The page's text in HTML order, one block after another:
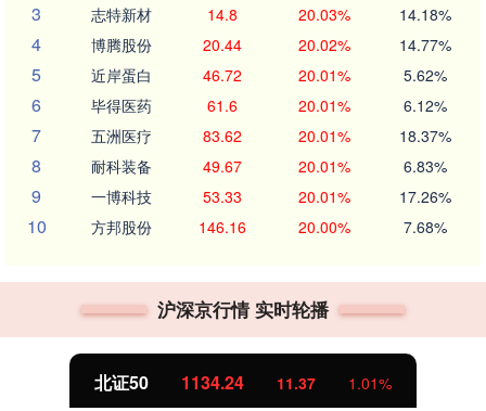
3 志特新材 14.8 20.03% 14.18%
4 博腾股份 20.44 20.02% 14.77%
5 近岸蛋白 46.72 20.01% 5.62%
6 毕得医药 61.6 20.01% 6.12%
7 五洲医疗 83.62 20.01% 18.37%
8 耐科装备 49.67 20.01% 6.83%
9 一博科技 53.33 20.01% 17.26%
10 方邦股份 146.16 20.00% 7.68%
沪深京行情 实时轮播
北证50 1134.24 11.37 1.01%